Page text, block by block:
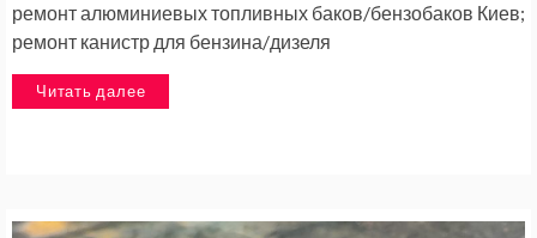
ремонт алюминиевых топливных баков/бензобаков Киев;
ремонт канистр для бензина/дизеля
Читать далее